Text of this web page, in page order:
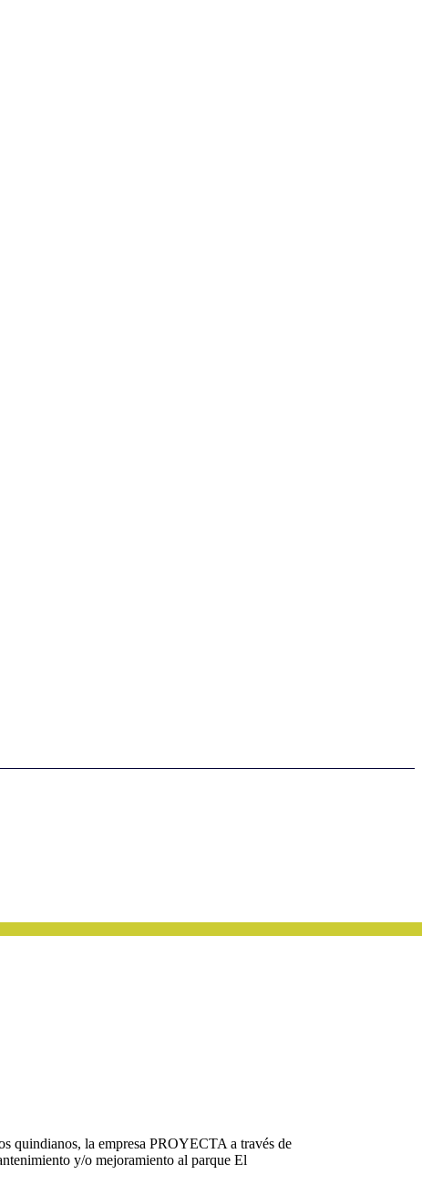
quindianos, la empresa PROYECTA a través de
y/o mejoramiento al parque El